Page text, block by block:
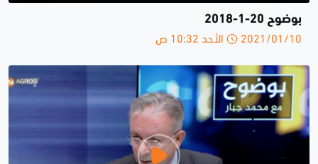
بوضوح 20-1-2018
2021/01/10 الأحد 10:32 ص